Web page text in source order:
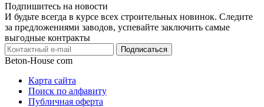
Подпишитесь на новости
И будьте всегда в курсе всех строительных новинок. Следите
за предложениями заводов, успевайте заключить самые
выгодные контракты
Подписаться
Beton-House com
Карта сайта
Поиск по алфавиту
Публичная оферта